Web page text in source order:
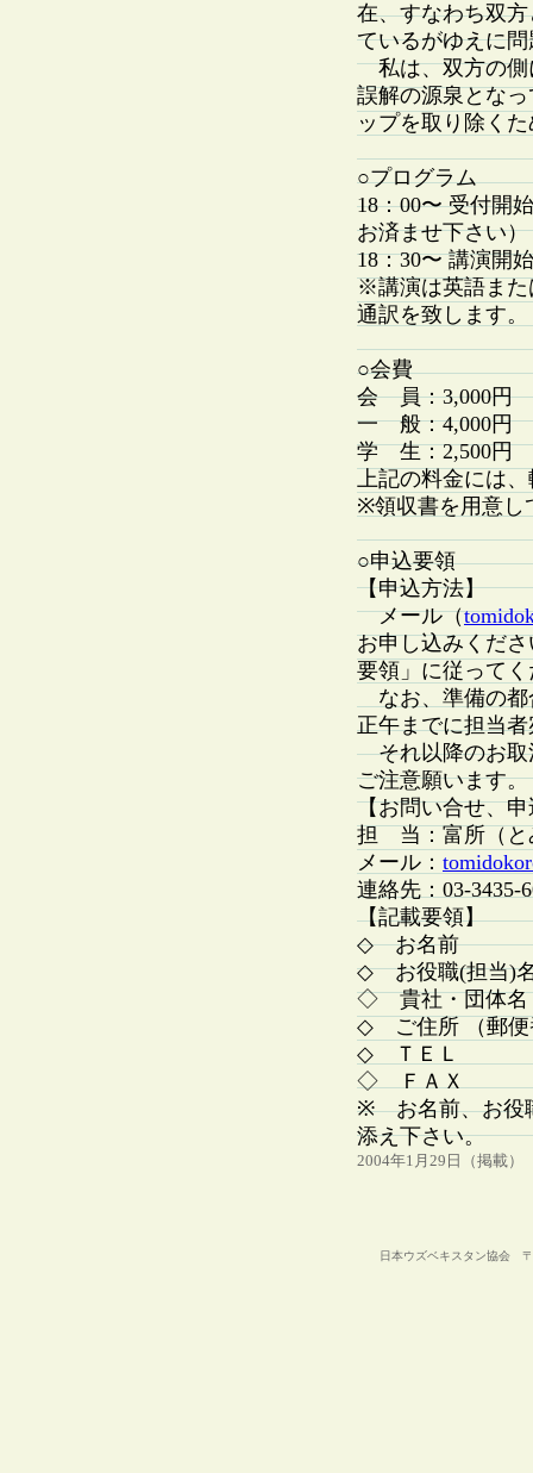
在、すなわち双
ているがゆえに
私は、双方の側
誤解の源泉とな
ップを取り除く
○プログラム
18：00〜 受付開
お済ませ下さい）
18：30〜 講演開始
※講演は英語また
通訳を致します。
○会費
会 員：3,000円
一 般：4,000円
学 生：2,500円
上記の料金には
※領収書を用意し
○申込要領
【申込方法】
メール（
お申し込みくだ
要領」に従って
なお、準備の都
正午までに担当
それ以降のお取
ご注意願います。
【お問い合せ、
担 当：富所（と
メール：
連絡先：03-3435-
【記載要領】
◇ お名前
◇ お役職(担当)
◇ 貴社・団体名
◇ ご住所 （郵便
◇ ＴＥＬ
◇ ＦＡＸ
※ お名前、お役
添え下さい。
2004年1月29日（掲載）
日本ウズベキスタン協会